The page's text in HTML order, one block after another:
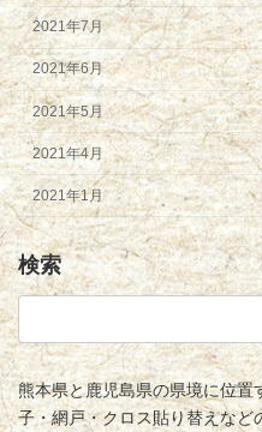
2021年7月
2021年6月
2021年5月
2021年4月
2021年1月
検索
検
索:
熊本県と鹿児島県の県境に位
子・網戸・クロス貼り替えな